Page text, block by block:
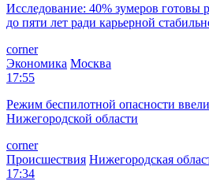
Исследование: 40% зумеров готовы
до пяти лет ради карьерной
corner
Экономика Москва
17:55
Режим беспилотной опасности
Нижегородской области
corner
Происшествия Нижегородская
17:34